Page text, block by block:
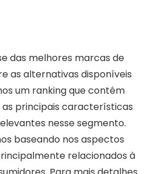
das melhores marcas de
as alternativas disponíveis
um ranking que contém
principais características
nesse segmento.
baseando nos aspectos
relacionados à